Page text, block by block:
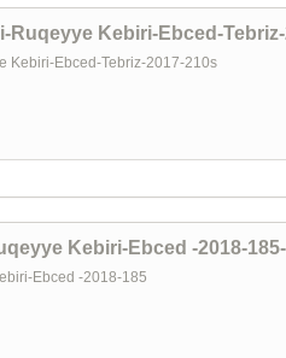
Kebiri-Ebced-Tebriz-2017-210s
Ebced -2018-185